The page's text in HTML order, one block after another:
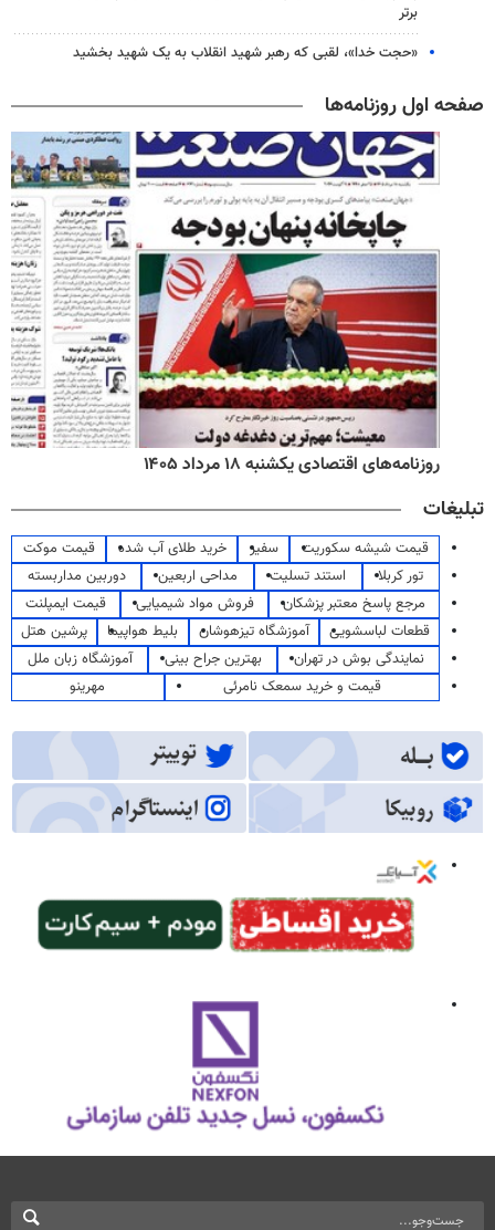
برتر
«حجت خدا»، لقبی که رهبر شهید انقلاب به یک شهید بخشید
صفحه اول روزنامه‌ها
روزنامه‌های اقتصادی یکشنبه ۱۸ مرداد ۱۴۰۵
تبلیغات
قیمت شیشه سکوریت سفیر خرید طلای آب شده
قیمت موکت
تور کربلا
استند تسلیت مداحی اربعین
دوربین مداربسته
مرجع پاسخ معتبر پزشکان
فروش مواد شیمیایی
قیمت ایمپلنت
قطعات لباسشویی
آموزشگاه تیزهوشان بلیط هواپیما
پرشین هتل
نمایندگی بوش در تهران
بهترین جراح بینی
آموزشگاه زبان ملل
قیمت و خرید سمعک نامرئی
مهرینو